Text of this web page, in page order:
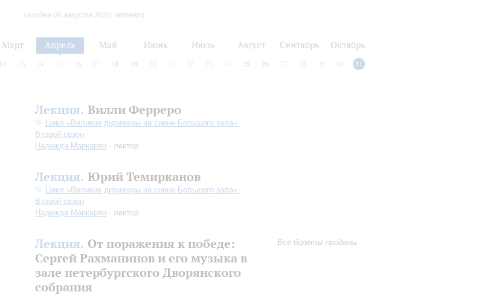
сегодня 06 августа 2026, четверг
Март Апрель Май Июнь Июль Август Сентябрь Октябрь
12 13 14 15 16 17 18 19 20 21 22 23 24 25 26 27 28 29 30 31
Лекция. Вилли Ферреро
Цикл «Великие дирижеры на сцене Большого зала».
Второй сезон
Надежда Маркарян - лектор
Лекция. Юрий Темирканов
Цикл «Великие дирижеры на сцене Большого зала».
Второй сезон
Надежда Маркарян - лектор
Лекция. От поражения к победе:
Сергей Рахманинов и его музыка в
зале петербургского Дворянского
собрания
Все билеты проданы